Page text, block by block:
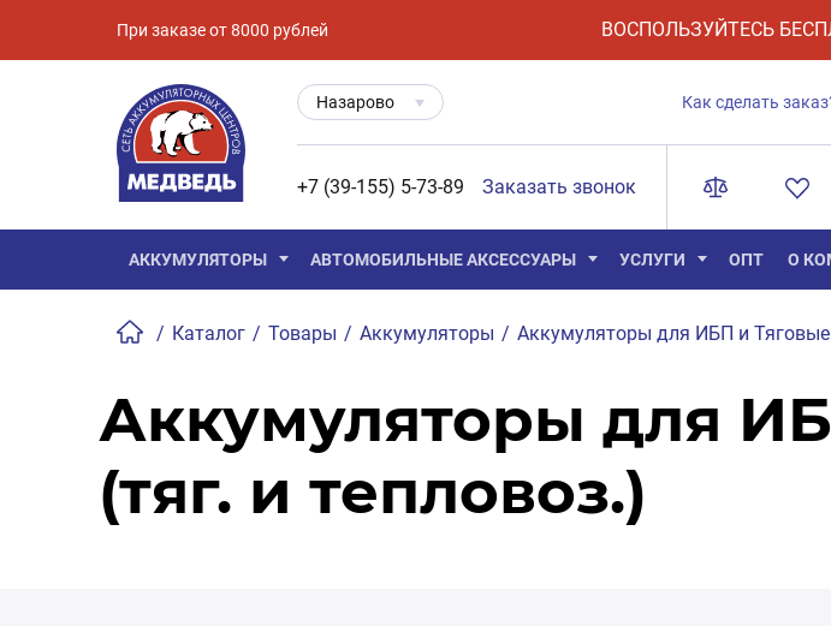
При заказе от 8000 рублей ВОСПОЛЬЗУЙТЕСЬ
Назарово Как сделать
+7 (39-155) 5-73-89 Заказать звонок
АККУМУЛЯТОРЫ АВТОМОБИЛЬНЫЕ АКСЕССУАРЫ УСЛУГИ ОПТ О
/ Каталог / Товары / Аккумуляторы / Аккумуляторы для ИБП и Тяговые
Аккумуляторы для
(тяг. и тепловоз.)